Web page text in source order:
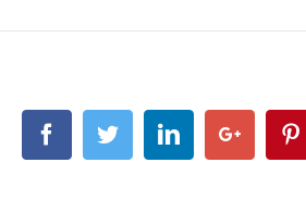
FacebookTwitterLinkedinGoogle+